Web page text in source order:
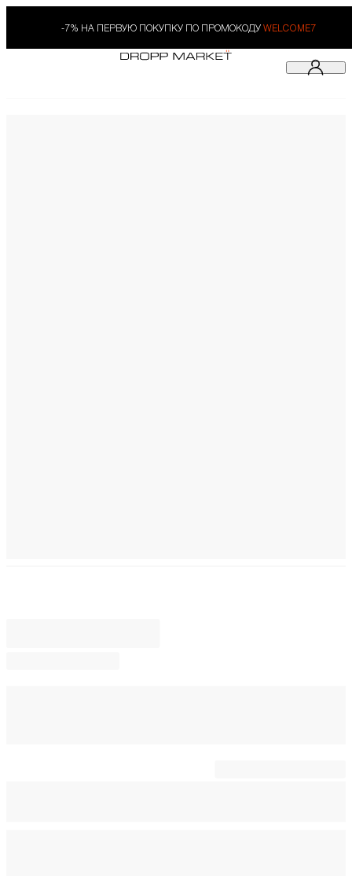
-7% НА ПЕРВУЮ ПОКУПКУ ПО ПРОМОКОДУ WELCOME7